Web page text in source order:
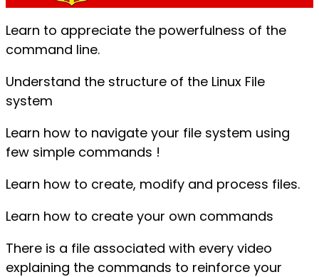
Learn to appreciate the powerfulness of the
command line.
Understand the structure of the Linux File
system
Learn how to navigate your file system using
few simple commands !
Learn how to create, modify and process files.
Learn how to create your own commands
There is a file associated with every video
explaining the commands to reinforce your